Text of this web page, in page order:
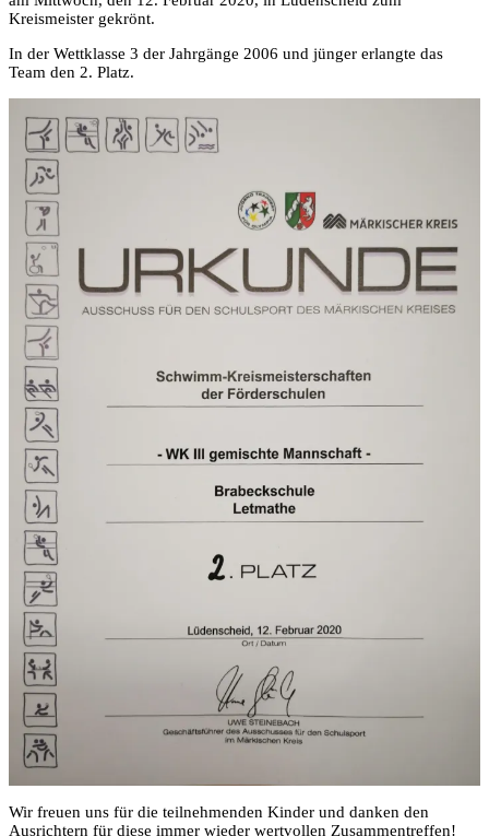
Kreismeister gekrönt.
In der Wettklasse 3 der Jahrgänge 2006 und jünger erlangte das
Team den 2. Platz.
Wir freuen uns für die teilnehmenden Kinder und danken den
Ausrichtern für diese immer wieder wertvollen Zusammentreffen!